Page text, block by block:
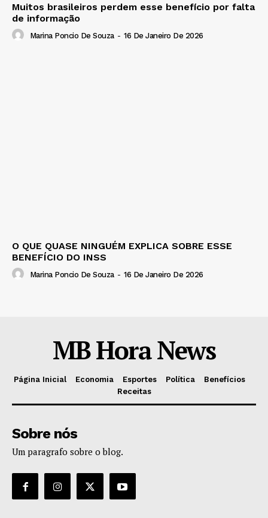
Muitos brasileiros perdem esse benefício por falta
de informação
Marina Poncio De Souza - 16 De Janeiro De 2026
O QUE QUASE NINGUÉM EXPLICA SOBRE ESSE
BENEFÍCIO DO INSS
Marina Poncio De Souza - 16 De Janeiro De 2026
MB Hora News
Página Inicial Economia Esportes Política
Benefícios
Receitas
Sobre nós
Um paragrafo sobre o blog.